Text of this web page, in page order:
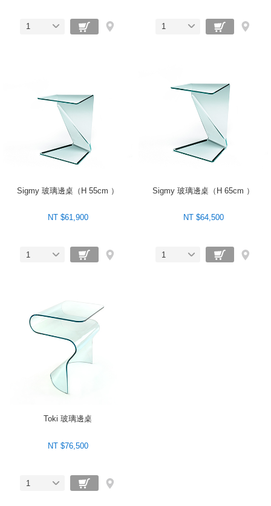
1 1
Sigmy 玻璃邊桌（H 55cm ）
NT $61,900
1
Sigmy 玻璃邊桌（H 65cm ）
NT $64,500
1
Toki 玻璃邊桌
NT $76,500
1